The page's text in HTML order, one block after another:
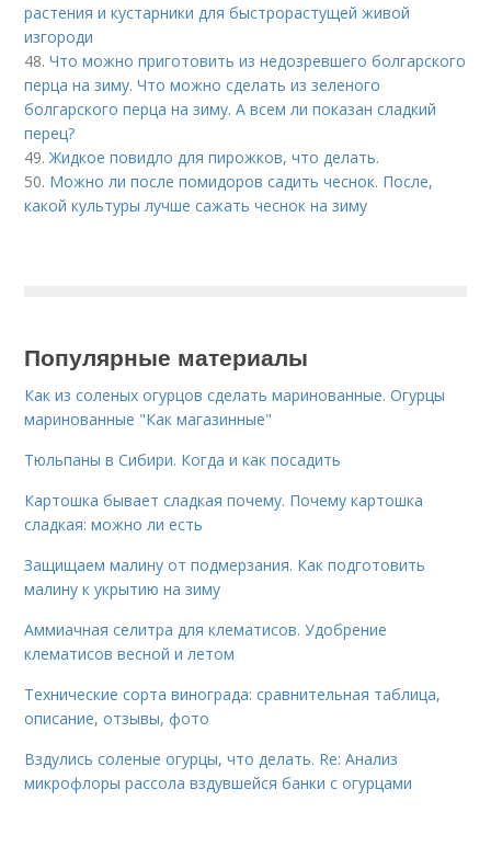
растения и кустарники для быстрорастущей живой
изгороди
48.Что можно приготовить из недозревшего болгарского
перца на зиму. Что можно сделать из зеленого
болгарского перца на зиму. А всем ли показан сладкий
перец?
49.Жидкое повидло для пирожков, что делать.
50. Можно ли после помидоров садить чеснок. После,
какой культуры лучше сажать чеснок на зиму
Популярные материалы
Как из соленых огурцов сделать маринованные. Огурцы
маринованные "Как магазинные"
Тюльпаны в Сибири. Когда и как посадить
Картошка бывает сладкая почему. Почему картошка
сладкая: можно ли есть
Защищаем малину от подмерзания. Как подготовить
малину к укрытию на зиму
Аммиачная селитра для клематисов. Удобрение
клематисов весной и летом
Технические сорта винограда: сравнительная таблица,
описание, отзывы, фото
Вздулись соленые огурцы, что делать. Re: Анализ
микрофлоры рассола вздувшейся банки с огурцами